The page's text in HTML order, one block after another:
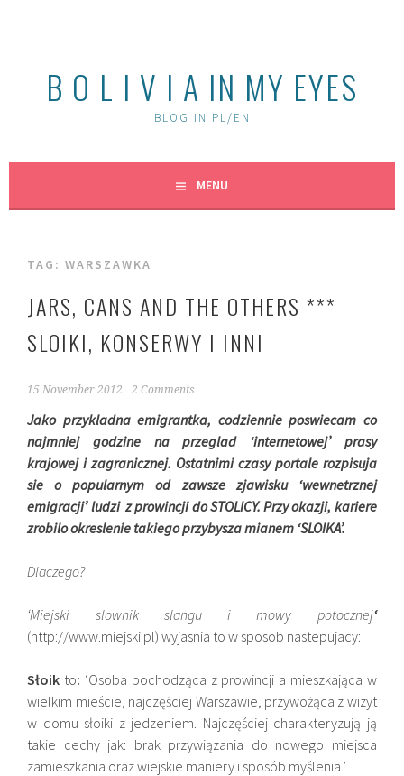
B O L I V I A IN MY EYES
BLOG IN PL/EN
MENU
TAG:WARSZAWKA
JARS, CANS AND THE OTHERS ***
SLOIKI, KONSERWY I INNI
15 November 2012 2 Comments
Jako przykladna emigrantka, codziennie poswiecam co
najmniej godzine na przeglad ‘internetowej’ prasy
krajowej i zagranicznej. Ostatnimi czasy portale rozpisuja
sie o popularnym od zawsze zjawisku ‘wewnetrznej
emigracji’ ludzi z prowincji do STOLICY. Przy okazji, kariere
zrobilo okreslenie takiego przybysza mianem ‘SLOIKA’.
Dlaczego?
‘Miejski slownik slangu i mowy potocznej‘
(http://www.miejski.pl) wyjasnia to w sposob nastepujacy:
Słoik to: ‘Osoba pochodząca z prowincji a mieszkająca w
wielkim mieście, najczęściej Warszawie, przywożąca z wizyt
w domu słoiki z jedzeniem. Najczęściej charakteryzują ją
takie cechy jak: brak przywiązania do nowego miejsca
zamieszkania oraz wiejskie maniery i sposób myślenia.’